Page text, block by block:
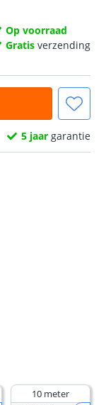
Op voorraad
Gratis verzending
5 jaargarantie
10 meter